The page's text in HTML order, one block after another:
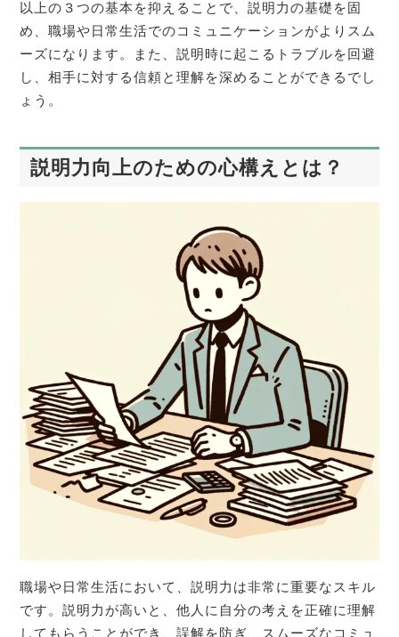
以上の３つの基本を抑えることで、説明力の基礎を固
め、職場や日常生活でのコミュニケーションがよりスム
ーズになります。また、説明時に起こるトラブルを回避
し、相手に対する信頼と理解を深めることができるでし
ょう。
説明力向上のための心構えとは？
職場や日常生活において、説明力は非常に重要なスキル
です。説明力が高いと、他人に自分の考えを正確に理解
してもらうことができ、誤解を防ぎ、スムーズなコミュ